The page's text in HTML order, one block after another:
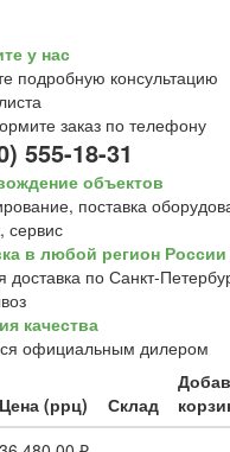
у нас
подробную консультацию
заказ по телефону
555-18-31
объектов
поставка
сервис
в любой регион России
доставка по Санкт-
качества
официальным дилером
Цена (ррц) Склад